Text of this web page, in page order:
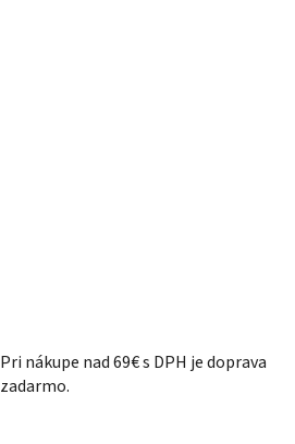
Pri nákupe nad 69€ s DPH je doprava
zadarmo.